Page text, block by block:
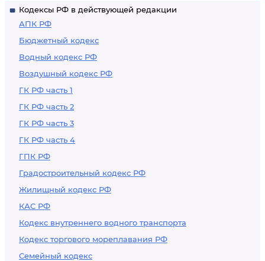
Кодексы РФ в действующей редакции
АПК РФ
Бюджетный кодекс
Водный кодекс РФ
Воздушный кодекс РФ
ГК РФ часть 1
ГК РФ часть 2
ГК РФ часть 3
ГК РФ часть 4
ГПК РФ
Градостроительный кодекс РФ
Жилищный кодекс РФ
КАС РФ
Кодекс внутреннего водного транспорта
Кодекс торгового мореплавания РФ
Семейный кодекс